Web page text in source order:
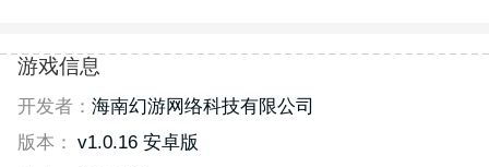
游戏信息
开发者： 海南幻游网络科技有限公司
版本： v1.0.16 安卓版